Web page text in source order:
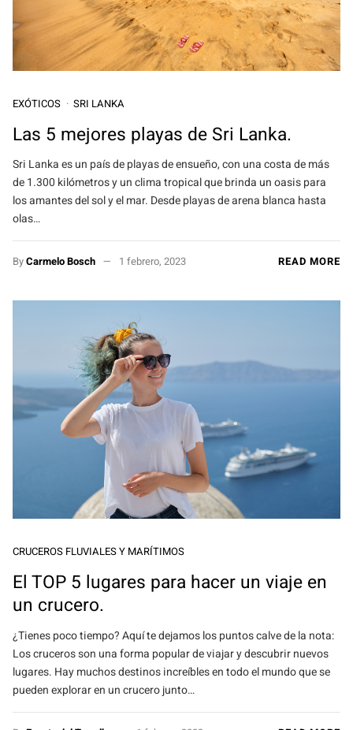
EXÓTICOS SRI LANKA
Las 5 mejores playas de Sri Lanka.
Sri Lanka es un país de playas de ensueño, con una costa de más
de 1.300 kilómetros y un clima tropical que brinda un oasis para
los amantes del sol y el mar. Desde playas de arena blanca hasta
olas…
ByCarmelo Bosch 1 febrero, 2023 READ MORE
CRUCEROS FLUVIALES Y MARÍTIMOS
El TOP 5 lugares para hacer un viaje en
un crucero.
¿Tienes poco tiempo? Aquí te dejamos los puntos calve de la nota:
Los cruceros son una forma popular de viajar y descubrir nuevos
lugares. Hay muchos destinos increíbles en todo el mundo que se
pueden explorar en un crucero junto…